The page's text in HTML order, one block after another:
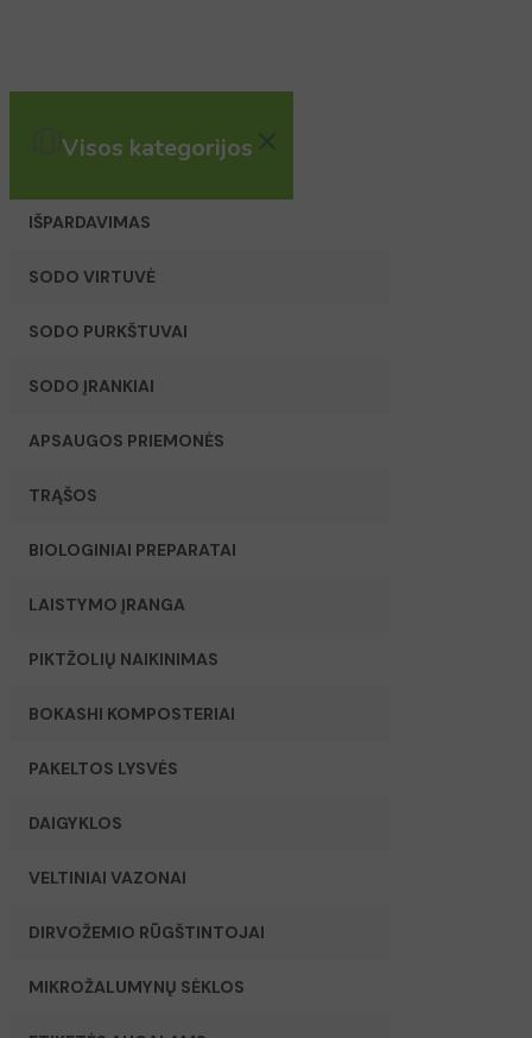
Visos kategorijos
IŠPARDAVIMAS
SODO VIRTUVĖ
SODO PURKŠTUVAI
SODO ĮRANKIAI
APSAUGOS PRIEMONĖS
TRĄŠOS
BIOLOGINIAI PREPARATAI
LAISTYMO ĮRANGA
PIKTŽOLIŲ NAIKINIMAS
BOKASHI KOMPOSTERIAI
PAKELTOS LYSVĖS
DAIGYKLOS
VELTINIAI VAZONAI
DIRVOŽEMIO RŪGŠTINTOJAI
MIKROŽALUMYNŲ SĖKLOS